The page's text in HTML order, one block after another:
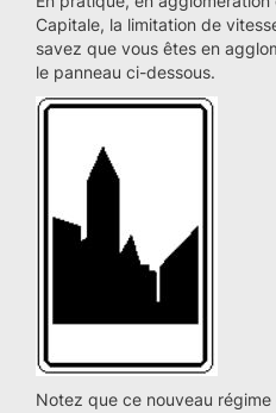
Capitale, la limitation de
savez que vous êtes en
le panneau ci-dessous.
Notez que ce nouveau régime